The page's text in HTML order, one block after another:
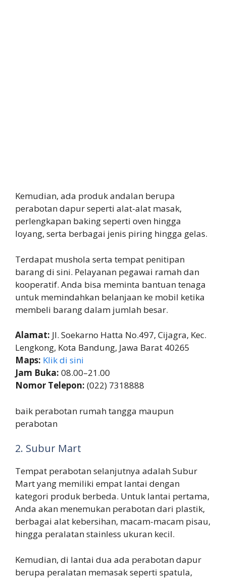
Kemudian, ada produk andalan berupa
perabotan dapur seperti alat-alat masak,
perlengkapan baking seperti oven hingga
loyang, serta berbagai jenis piring hingga gelas.
Terdapat mushola serta tempat penitipan
barang di sini. Pelayanan pegawai ramah dan
kooperatif. Anda bisa meminta bantuan tenaga
untuk memindahkan belanjaan ke mobil ketika
membeli barang dalam jumlah besar.
Alamat: Jl. Soekarno Hatta No.497, Cijagra, Kec.
Lengkong, Kota Bandung, Jawa Barat 40265
Maps: Klik di sini
Jam Buka: 08.00–21.00
Nomor Telepon: (022) 7318888
baik perabotan rumah tangga maupun
perabotan
2. Subur Mart
Tempat perabotan selanjutnya adalah Subur
Mart yang memiliki empat lantai dengan
kategori produk berbeda. Untuk lantai pertama,
Anda akan menemukan perabotan dari plastik,
berbagai alat kebersihan, macam-macam pisau,
hingga peralatan stainless ukuran kecil.
Kemudian, di lantai dua ada perabotan dapur
berupa peralatan memasak seperti spatula,